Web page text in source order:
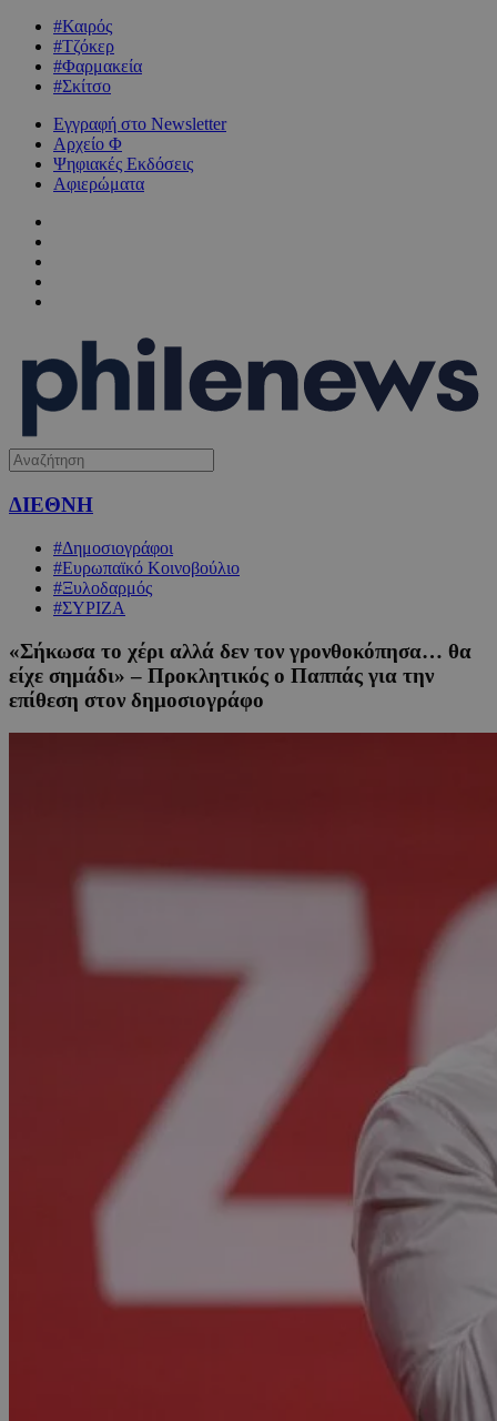
#Καιρός
#Τζόκερ
#Φαρμακεία
#Σκίτσο
Εγγραφή στο Newsletter
Αρχείο Φ
Ψηφιακές Εκδόσεις
Αφιερώματα
ΔΙΕΘΝΗ
#Δημοσιογράφοι
#Ευρωπαϊκό Κοινοβούλιο
#Ξυλοδαρμός
#ΣΥΡΙΖΑ
«Σήκωσα το χέρι αλλά δεν τον γρονθοκόπησα… θα
είχε σημάδι» – Προκλητικός ο Παππάς για την
επίθεση στον δημοσιογράφο